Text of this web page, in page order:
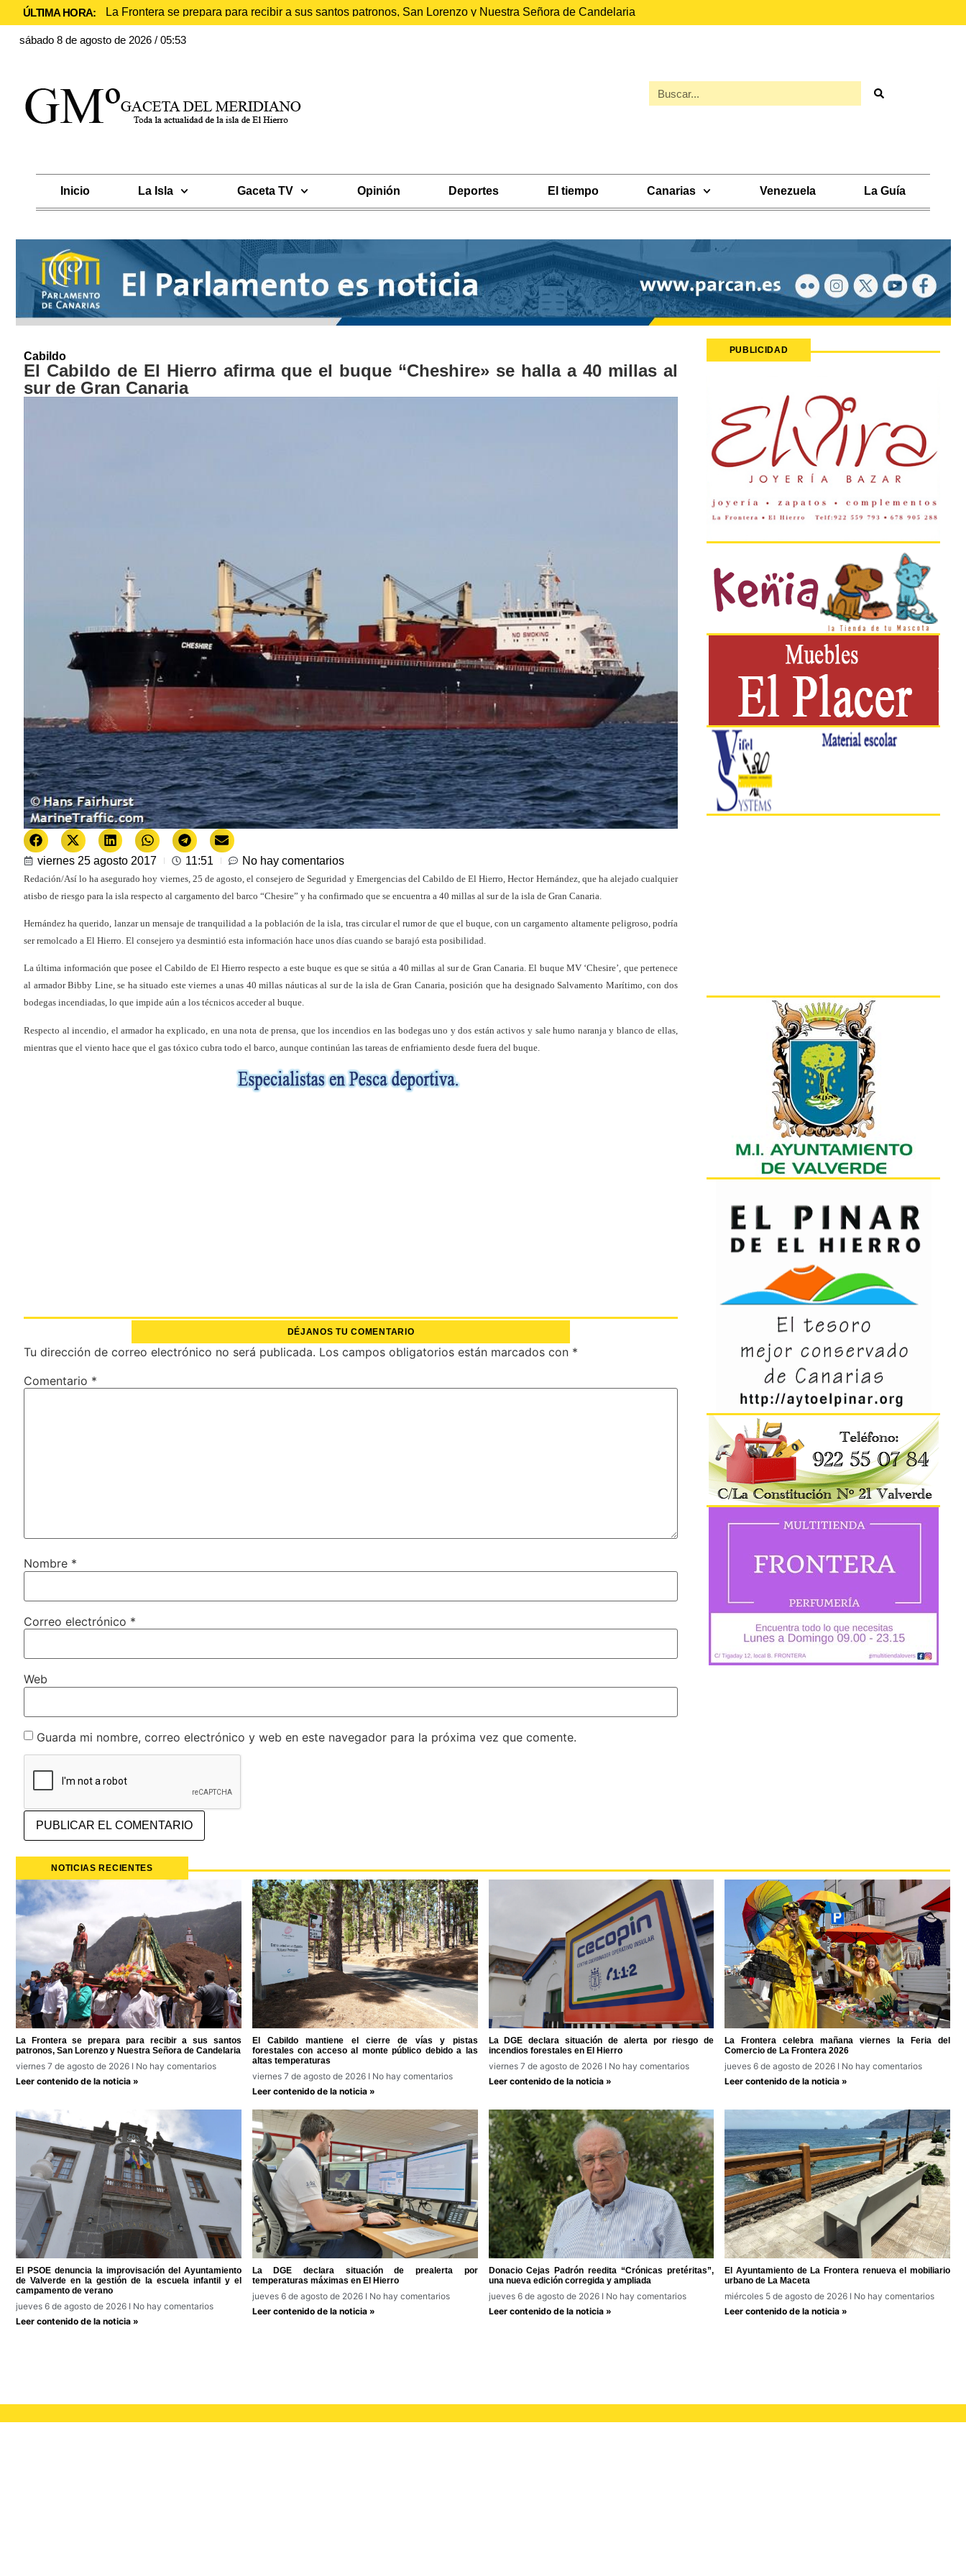
ÚLTIMA HORA: La Frontera se prepara para recibir a sus santos patronos, San Lorenzo y Nuestra Señora de Candelaria
sábado 8 de agosto de 2026 / 05:53
Inicio La Isla Gaceta TV Opinión Deportes El tiempo Canarias Venezuela La Guía
Cabildo
El Cabildo de El Hierro afirma que el buque “Cheshire» se halla a 40 millas al
sur de Gran Canaria
viernes 25 agosto 2017 11:51 No hay comentarios
Redación/Así lo ha asegurado hoy viernes, 25 de agosto, el consejero de Seguridad y Emergencias del Cabildo de El Hierro, Hector Hernández, que ha alejado cualquier
atisbo de riesgo para la isla respecto al cargamento del barco “Chesire” y ha confirmado que se encuentra a 40 millas al sur de la isla de Gran Canaria.
Hernández ha querido, lanzar un mensaje de tranquilidad a la población de la isla, tras circular el rumor de que el buque, con un cargamento altamente peligroso, podría
ser remolcado a El Hierro. El consejero ya desmintió esta información hace unos días cuando se barajó esta posibilidad.
La última información que posee el Cabildo de El Hierro respecto a este buque es que se sitúa a 40 millas al sur de Gran Canaria. El buque MV ‘Chesire’, que pertenece
al armador Bibby Line, se ha situado este viernes a unas 40 millas náuticas al sur de la isla de Gran Canaria, posición que ha designado Salvamento Marítimo, con dos
bodegas incendiadas, lo que impide aún a los técnicos acceder al buque.
Respecto al incendio, el armador ha explicado, en una nota de prensa, que los incendios en las bodegas uno y dos están activos y sale humo naranja y blanco de ellas,
mientras que el viento hace que el gas tóxico cubra todo el barco, aunque continúan las tareas de enfriamiento desde fuera del buque.
DÉJANOS TU COMENTARIO
Tu dirección de correo electrónico no será publicada. Los campos obligatorios están marcados con *
Comentario *
Nombre *
Correo electrónico *
Web
Guarda mi nombre, correo electrónico y web en este navegador para la próxima vez que comente.
PUBLICIDAD
NOTICIAS RECIENTES
La Frontera se prepara para recibir a sus santos
patronos, San Lorenzo y Nuestra Señora de Candelaria
viernes 7 de agosto de 2026
No hay comentarios
Leer contenido de la noticia »
El Cabildo mantiene el cierre de vías y pistas
forestales con acceso al monte público debido a las
altas temperaturas
viernes 7 de agosto de 2026
No hay comentarios
Leer contenido de la noticia »
La DGE declara situación de alerta por riesgo de
incendios forestales en El Hierro
viernes 7 de agosto de 2026
No hay comentarios
Leer contenido de la noticia »
La Frontera celebra mañana viernes la Feria del
Comercio de La Frontera 2026
jueves 6 de agosto de 2026
No hay comentarios
Leer contenido de la noticia »
El PSOE denuncia la improvisación del Ayuntamiento
de Valverde en la gestión de la escuela infantil y el
campamento de verano
jueves 6 de agosto de 2026
No hay comentarios
Leer contenido de la noticia »
La DGE declara situación de prealerta por
temperaturas máximas en El Hierro
jueves 6 de agosto de 2026
No hay comentarios
Leer contenido de la noticia »
Donacio Cejas Padrón reedita “Crónicas pretéritas”,
una nueva edición corregida y ampliada
jueves 6 de agosto de 2026
No hay comentarios
Leer contenido de la noticia »
El Ayuntamiento de La Frontera renueva el mobiliario
urbano de La Maceta
miércoles 5 de agosto de 2026
No hay comentarios
Leer contenido de la noticia »